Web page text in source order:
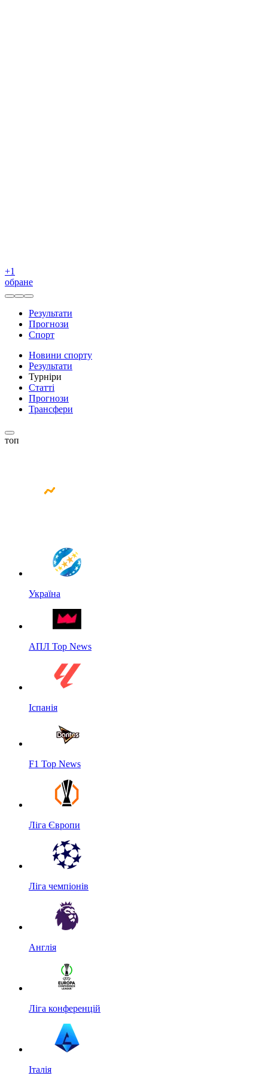
+1
обране
Результати
Прогнози
Спорт
Новини спорту
Результати
Турніри
Статті
Прогнози
Трансфери
топ
Україна
АПЛ Top News
Іспанія
F1 Top News
Ліга Європи
Ліга чемпіонів
Англія
Ліга конференцій
Італія